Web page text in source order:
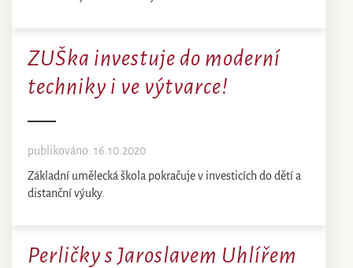
ZUŠka investuje do moderní
techniky i ve výtvarce!
publikováno: 16.10.2020
Základní umělecká škola pokračuje v investicích do dětí a
distanční výuky.
Perličky s Jaroslavem Uhlířem